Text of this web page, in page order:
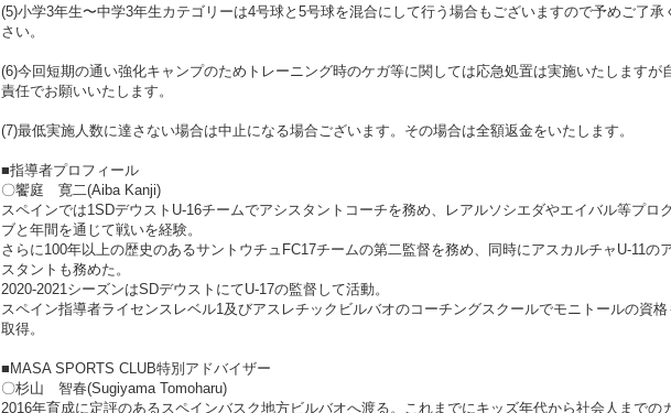
(5)小学3年生〜中学3年生カテゴリーは4号球と5号球を混合にして行う場合もございますので予めご了承
さい。
(6)今回短期の通い強化キャンプのためトレーニング時のケガ等に関しては応急処置は実施いたしますが
責任でお願いいたします。
(7)最低実施人数に達さない場合は中止になる場合ございます。その場合は全額返金をいたします。
■指導者プロフィール
〇饗庭 寛二(Aiba Kanji)
スペインでは1SDデウストU-16チームでアシスタントコーチを務め、レアルソシエダやエイバル等プロ
ブと年間を通じて戦いを経験。
さらに100年以上の歴史のあるサントウチュFC17チームの第二監督を務め、同時にアスカルチャU-11の
スタントも務めた。
2020-2021シーズンはSDデウストにてU-17の監督して活動。
スペイン指導者ライセンスレベル1及びアスレチックビルバオのコーチングスクールでモニトールの資格
取得。
■MASA SPORTS CLUB特別アドバイザー
〇杉山 智春(Sugiyama Tomoharu)
2016年育成に定評のあるスペインバスク地方ビルバオへ渡る。これまでにキッズ年代から社会人までの